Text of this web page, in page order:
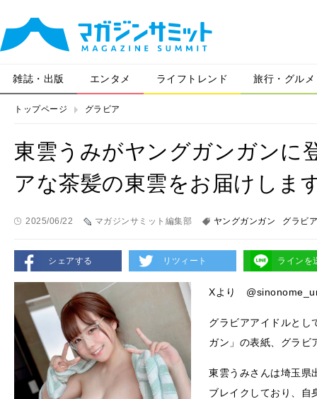
雑誌・出版 エンタメ ライフトレンド 旅行・グルメ
トップページ グラビア
東雲うみがヤングガンガンに
アな茶髪の東雲をお届けしま
2025/06/22 マガジンサミット編集部 ヤングガンガン グラビア
シェアする リツィート ラインを
Xより
グラビアアイドルとし
ガン」の表紙、グラビ
東雲うみさんは埼玉県
ブレイクしており、自